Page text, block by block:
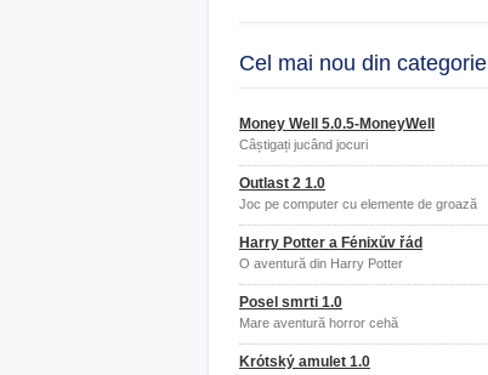
Cel mai nou din categorie
Money Well 5.0.5-MoneyWell
Câștigați jucând jocuri
Outlast 2 1.0
Joc pe computer cu elemente de groază
Harry Potter a Fénixův řád
O aventură din Harry Potter
Posel smrti 1.0
Mare aventură horror cehă
Krótský amulet 1.0